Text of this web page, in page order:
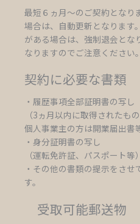
最短６ヵ月～のご契約となり
場合は、自動更新となります
がある場合は、強制退会とな
なりますのでご注意ください。
契約に必要な書類
・履歴事項全部証明書の写し
（3ヵ月以内に取得されたもの
個人事業主の方は開業届出書
・身分証明書の写し
（運転免許証、パスポート等）
・その他の書類の提示をさせ
す。
受取可能郵送物